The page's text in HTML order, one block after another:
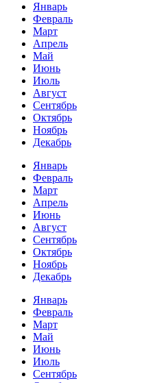
Январь
Февраль
Март
Апрель
Май
Июнь
Июль
Август
Сентябрь
Октябрь
Ноябрь
Декабрь
Январь
Февраль
Март
Апрель
Июнь
Август
Сентябрь
Октябрь
Ноябрь
Декабрь
Январь
Февраль
Март
Май
Июнь
Июль
Сентябрь